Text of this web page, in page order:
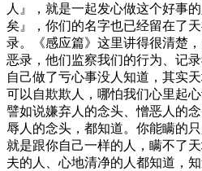
人』，就是一起发心做这个好事
矣』，你们的名字也已经留在了
录。《感应篇》这里讲得很清楚
恶录，他们监察我们的行为、记
自己做了亏心事没人知道，其实
可以自欺欺人，哪怕我们心里起
譬如说嫌弃人的念头、憎恶人的
辱人的念头，都知道。你能瞒的
就是跟你自己一样的人，瞒不了
夫的人、心地清净的人都知道，